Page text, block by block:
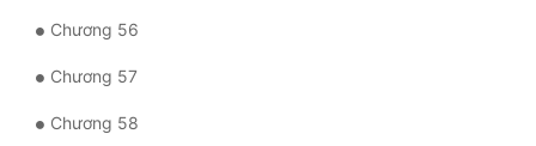
Chương 56
Chương 57
Chương 58